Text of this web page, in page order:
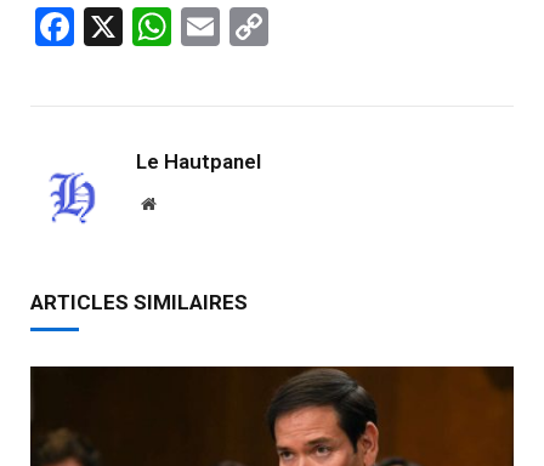
Facebook
X WhatsApp
Email
Le Hautpanel
Website
ARTICLES SIMILAIRES